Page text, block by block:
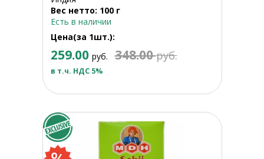
Вес нетто: 100 г
Есть в наличии
Цена(за 1шт.):
259.00 руб. 348.00руб.
в т.ч. НДС 5%